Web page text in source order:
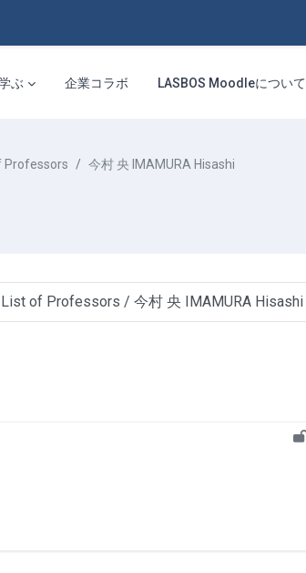
ぶ 企業コラボ LASBOS Moodleについて
Professors
今村 央 IMAMURA Hisashi